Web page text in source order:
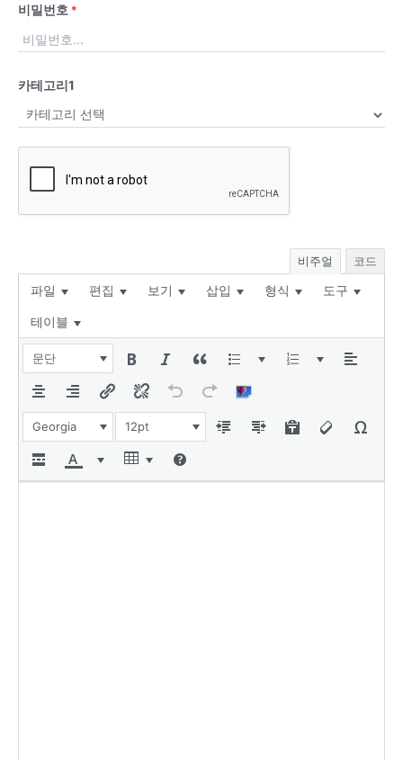
비밀번호 *
카테고리1
비주얼 코드
파일 편집 보기 삽입 형식 도구
테이블
문단
Georgia 12pt